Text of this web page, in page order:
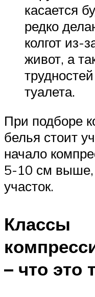
касается
редко
колгот из-
живот, а
туалета.
При подборе
белья стоит
начало
5-10 см
участок.
Классы
– что это